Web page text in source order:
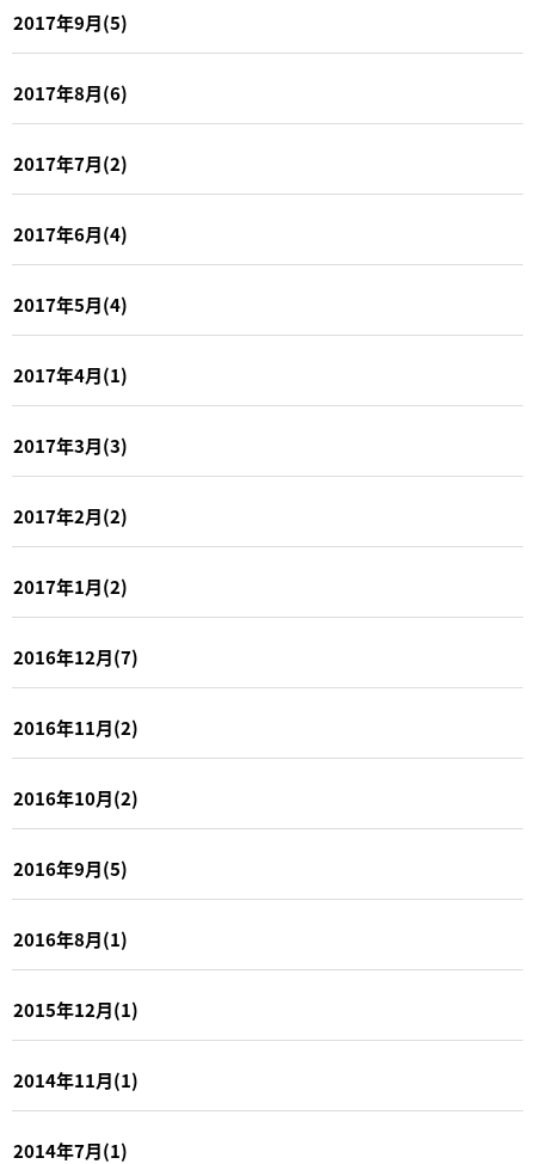
2017年9月(5)
2017年8月(6)
2017年7月(2)
2017年6月(4)
2017年5月(4)
2017年4月(1)
2017年3月(3)
2017年2月(2)
2017年1月(2)
2016年12月(7)
2016年11月(2)
2016年10月(2)
2016年9月(5)
2016年8月(1)
2015年12月(1)
2014年11月(1)
2014年7月(1)